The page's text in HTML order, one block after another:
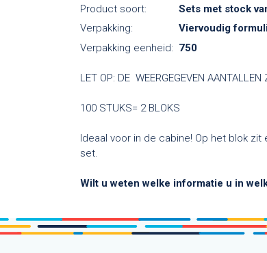
Product soort:
Sets met stock
Verpakking:
Viervoudig
Verpakking eenheid: 750
LET OP: DE WEERGEGEVEN
100 STUKS= 2 BLOKS
Ideaal voor in de cabine! Op het blok
set.
Wilt u weten welke informatie u in